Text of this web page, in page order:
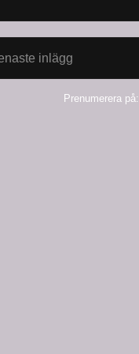
inlägg
Prenumerera på: